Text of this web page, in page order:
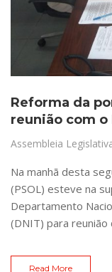
Reforma da
reunião com o
Assembleia
Na manhã desta
(PSOL) esteve na
Departamento
(DNIT) para reunião
Read More